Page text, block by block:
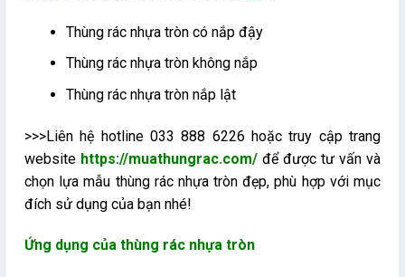
Thùng rác nhựa tròn có nắp đậy
Thùng rác nhựa tròn không nắp
Thùng rác nhựa tròn nắp lật
>>>Liên hệ hotline 033 888 6226 hoặc truy cập trang
website https://muathungrac.com/ để được tư vấn và
chọn lựa mẫu thùng rác nhựa tròn đẹp, phù hợp với mục
đích sử dụng của bạn nhé!
Ứng dụng của thùng rác nhựa tròn